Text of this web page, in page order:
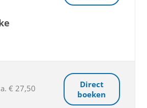
€ 27,50
Direct
boeken